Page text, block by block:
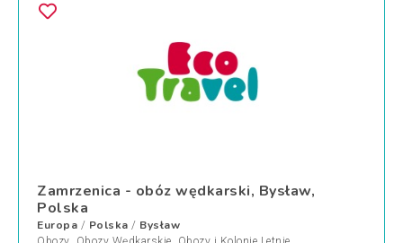
Zamrzenica - obóz wędkarski, Bysław,
Polska
Europa / Polska / Bysław